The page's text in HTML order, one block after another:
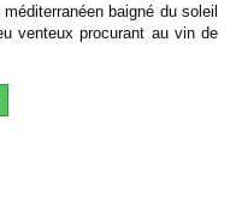
baigné du soleil
venteux procurant au vin de